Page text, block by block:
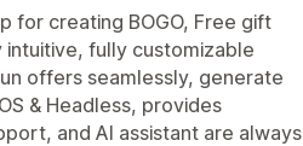
for creating BOGO, Free gift
fully customizable
offers seamlessly, generate
& Headless, provides
and AI assistant are always